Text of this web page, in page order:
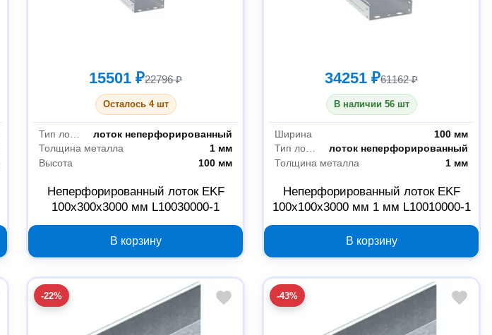
15501 ₽22796 ₽
Осталось 4 шт
лоток неперфорированный
Толщина металла
1 мм
Высота
100 мм
Неперфорированный лоток EKF
100x300x3000 мм L10030000-1
В корзину
34251 ₽61162 ₽
В наличии 56 шт
Ширина
100 мм
Тип лотка
лоток неперфорированный
Толщина металла
1 мм
Неперфорированный лоток EKF
100x100x3000 мм 1 мм L10010000-1
В корзину
-22% -43%